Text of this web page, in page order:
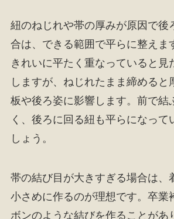
紐のねじれや帯の厚みが原因で後
合は、できる範囲で平らに整えま
きれいに平たく重なっていると見
しますが、ねじれたまま締めると
板や後ろ姿に影響します。前で結
く、後ろに回る紐も平らになって
しょう。
帯の結び目が大きすぎる場合は、
小さめに作るのが理想です。卒業
ボンのような結びを作ることがあ